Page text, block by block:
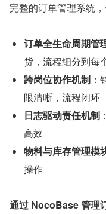
完整的订单管理系统，
订单全生命周期管
货，流程细分到每
跨岗位协作机制
限清晰，流程闭环
日志驱动责任机制
高效
物料与库存管理模
操作
通过 NocoBase 管理